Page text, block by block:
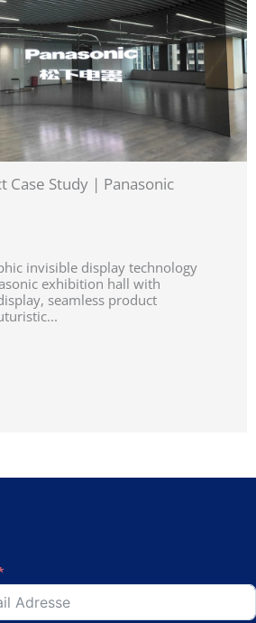
Case Study | Panasonic
invisible display technology
exhibition hall with
seamless product